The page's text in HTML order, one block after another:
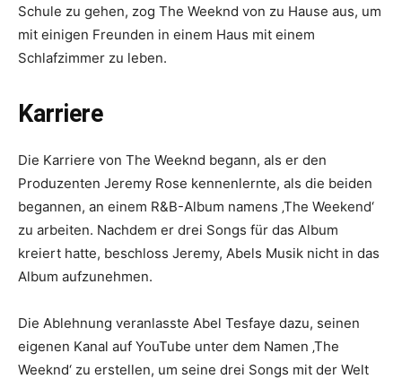
Schule zu gehen, zog The Weeknd von zu Hause aus, um
mit einigen Freunden in einem Haus mit einem
Schlafzimmer zu leben.
Karriere
Die Karriere von The Weeknd begann, als er den
Produzenten Jeremy Rose kennenlernte, als die beiden
begannen, an einem R&B-Album namens ‚The Weekend‘
zu arbeiten. Nachdem er drei Songs für das Album
kreiert hatte, beschloss Jeremy, Abels Musik nicht in das
Album aufzunehmen.
Die Ablehnung veranlasste Abel Tesfaye dazu, seinen
eigenen Kanal auf YouTube unter dem Namen ‚The
Weeknd‘ zu erstellen, um seine drei Songs mit der Welt